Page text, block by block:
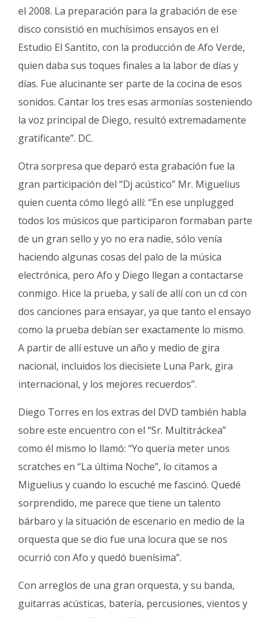
el 2008. La preparación para la grabación de ese
disco consistió en muchísimos ensayos en el
Estudio El Santito, con la producción de Afo Verde,
quien daba sus toques finales a la labor de días y
días. Fue alucinante ser parte de la cocina de esos
sonidos. Cantar los tres esas armonías sosteniendo
la voz principal de Diego, resultó extremadamente
gratificante”. DC.
Otra sorpresa que deparó esta grabación fue la
gran participación del “Dj acústico” Mr. Miguelius
quien cuenta cómo llegó allí: “En ese unplugged
todos los músicos que participaron formaban parte
de un gran sello y yo no era nadie, sólo venía
haciendo algunas cosas del palo de la música
electrónica, pero Afo y Diego llegan a contactarse
conmigo. Hice la prueba, y salí de allí con un cd con
dos canciones para ensayar, ya que tanto el ensayo
como la prueba debían ser exactamente lo mismo.
A partir de allí estuve un año y medio de gira
nacional, incluidos los diecisiete Luna Park, gira
internacional, y los mejores recuerdos”.
Diego Torres en los extras del DVD también habla
sobre este encuentro con el “Sr. Multitráckea”
como él mismo lo llamó: “Yo quería meter unos
scratches en “La última Noche”, lo citamos a
Miguelius y cuando lo escuché me fascinó. Quedé
sorprendido, me parece que tiene un talento
bárbaro y la situación de escenario en medio de la
orquesta que se dio fue una locura que se nos
ocurrió con Afo y quedó buenísima”.
Con arreglos de una gran orquesta, y su banda,
guitarras acústicas, batería, percusiones, vientos y